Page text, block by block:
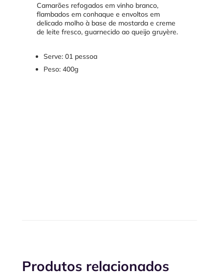
Camarões refogados em vinho branco,
flambados em conhaque e envoltos em
delicado molho à base de mostarda e creme
de leite fresco, guarnecido ao queijo gruyère.
Serve: 01 pessoa
Peso: 400g
Produtos relacionados